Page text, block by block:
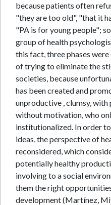
because patients often
"they are too old", "that it
"PA is for young people";
group of health
this fact, three phases
of trying to eliminate the
societies, because
has been created and
unproductive , clumsy,
without motivation, who
institutionalized. In order
ideas, the perspective of
reconsidered, which
potentially healthy
involving to a social
them the right
development (Martínez,